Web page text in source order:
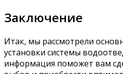
Заключение
Итак, мы рассмотрели
установки системы
информация поможет вам